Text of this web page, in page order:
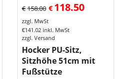
€158.00 € 118.50
zzgl. MwSt
€141.02 inkl. MwSt
zzgl. Versand
Hocker PU-Sitz,
Sitzhöhe 51cm mit
Fußstütze